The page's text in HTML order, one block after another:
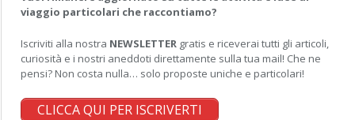
viaggio particolari che raccontiamo?
Iscriviti alla nostra NEWSLETTER gratis e riceverai tutti gli articoli,
curiosità e i nostri aneddoti direttamente sulla tua mail! Che ne
pensi? Non costa nulla… solo proposte uniche e particolari!
CLICCA QUI PER ISCRIVERTI